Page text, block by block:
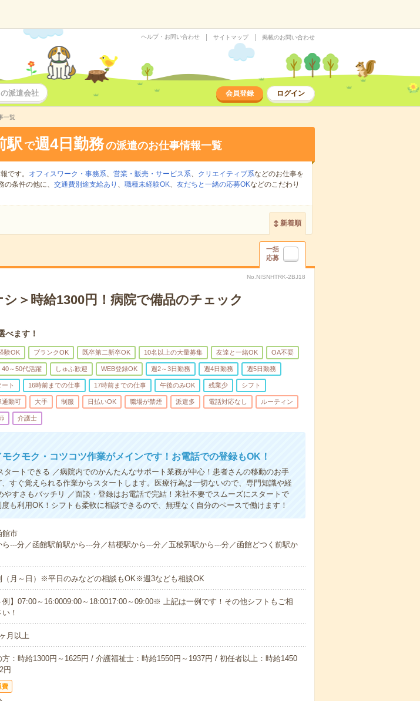
ヘルプ・お問い合わせ サイトマップ 掲載のお問い合わせ
派遣会社 会員登録 ログイン
一覧
駅 で週4日勤務の派遣のお仕事情報一覧
です。 オフィスワーク・事務系、 営業・販売・サービス系、 クリエイティブ系などのお仕事を
条件の他に、 交通費別途支給あり 、 職種未経験OK、 友だちと一緒の応募OKなどのこだわり
新着順
一括
応募
No.NISNHTRK-2BJ18
シ＞時給1300円！病院で備品のチェック
ます！
験OK ブランクOK 既卒第二新卒OK 10名以上の大量募集 友達と一緒OK OA不要
40～50代活躍 しゅふ歓迎 WEB登録OK 週2～3日勤務 週4日勤務 週5日勤務
ト 16時前までの仕事 17時前までの仕事 午後のみOK 残業少 シフト
通勤可 大手 制服 日払いOK 職場が禁煙 派遣多 電話対応なし ルーティン
介護士
クモク・コツコツ作業がメインです！お電話での登録もOK！
タートできる ／病院内でのかんたんなサポート業務が中心！患者さんの移動のお手
すぐ覚えられる作業からスタートします。医療行為は一切ないので、専門知識や経
やすさもバッチリ ／面談・登録はお電話で完結！来社不要でスムーズにスタートで
も利用OK！シフトも柔軟に相談できるので、無理なく自分のペースで働けます！
館市
ら---分／函館駅前駅から---分／桔梗駅から---分／五稜郭駅から---分／函館どつく前駅か
（月～日）※平日のみなどの相談もOK※週3なども相談OK
例】07:00～16:0009:00～18:0017:00～09:00※ 上記は一例です！その他シフトもご相
！
月以上
方：時給1300円～1625円 / 介護福祉士：時給1550円～1937円 / 初任者以上：時給1450
円
費